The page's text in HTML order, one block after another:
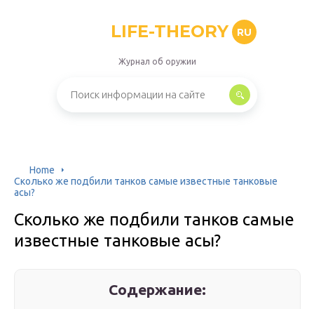
LIFE-THEORY RU
Журнал об оружии
Home
Сколько же подбили танков самые известные танковые
асы?
Сколько же подбили танков самые
известные танковые асы?
Содержание: